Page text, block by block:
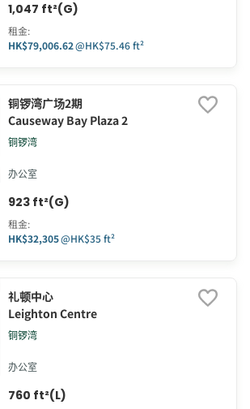
1,047 ft²(G)
租金:
HK$79,006.62@HK$75.46 ft²
铜锣湾广场2期
Causeway Bay Plaza 2
铜锣湾
办公室
923 ft²(G)
租金:
HK$32,305@HK$35 ft²
礼顿中心
Leighton Centre
铜锣湾
办公室
760 ft²(L)